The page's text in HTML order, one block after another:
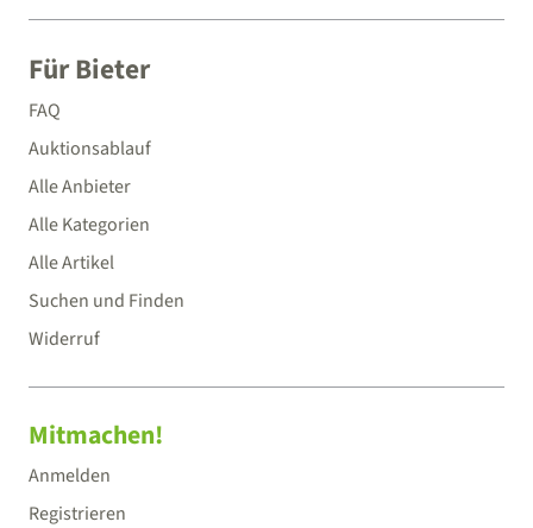
Für Bieter
FAQ
Auktionsablauf
Alle Anbieter
Alle Kategorien
Alle Artikel
Suchen und Finden
Widerruf
Mitmachen!
Anmelden
Registrieren